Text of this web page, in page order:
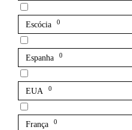
Escócia 0
Espanha 0
EUA 0
França 0